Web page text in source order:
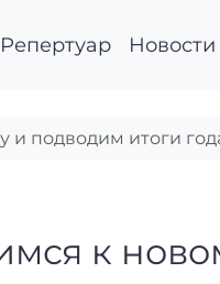
Репертуар Новости
и подводим итоги
к